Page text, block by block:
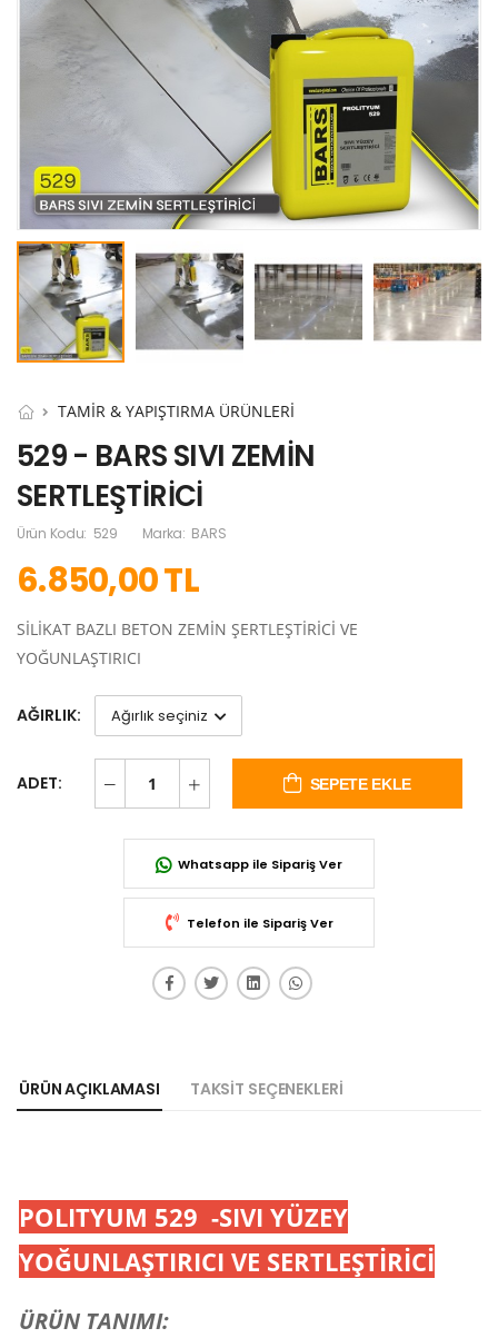
TAMİR & YAPIŞTIRMA ÜRÜNLERİ
529 - BARS SIVI ZEMİN
SERTLEŞTİRİCİ
Ürün Kodu: 529 Marka: BARS
6.850,00 TL
SİLİKAT BAZLI BETON ZEMİN ŞERTLEŞTİRİCİ VE
YOĞUNLAŞTIRICI
AĞIRLIK:
ADET: SEPETE EKLE
Whatsapp ile Sipariş Ver
Telefon ile Sipariş Ver
ÜRÜN AÇIKLAMASI TAKSIT SEÇENEKLERI
POLITYUM 529 -SIVI YÜZEY
YOĞUNLAŞTIRICI VE SERTLEŞTİRİCİ
ÜRÜN TANIMI: